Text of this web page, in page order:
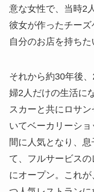
意な女性で、当時2
彼女が作ったチー
自分のお店を持ちた
それから約30年後
婦2人だけの生活に
スカーと共にロサ
いてベーカリーシ
間に人気となり、
て、フルサービス
にオープン。これ